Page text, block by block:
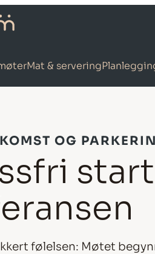
Mat & servering
OG
følelsen: Møtet